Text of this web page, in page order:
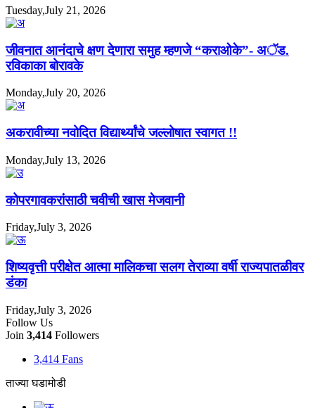
Tuesday,July 21, 2026
जीवनात आनंदाचे क्षण देणारा समुह म्हणजे “कराओके”- अॅड.
रविकाका बोरावके
Monday,July 20, 2026
अकरावीच्या नवोदित विद्यार्थ्यांचे जल्लोषात स्वागत !!
Monday,July 13, 2026
कोपरगावकरांसाठी चवीची खास मेजवानी
Friday,July 3, 2026
शिष्यवृत्ती परीक्षेत आत्मा मालिकचा सलग तेराव्या वर्षी राज्यपातळीवर
डंका
Friday,July 3, 2026
Follow Us
Join 3,414 Followers
3,414 Fans
ताज्या घडामोडी